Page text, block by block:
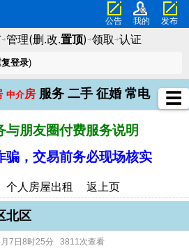
公告 我的 发布
➜管理(删.改.置顶) ➜领取 ➜认证
登录)
中介房 服务 二手 征婚 常电
与朋友圈付费服务说明
骗，交易前务必现场核实
个人房屋出租 返上页
北区
7日8时25分 3811次查看
☰